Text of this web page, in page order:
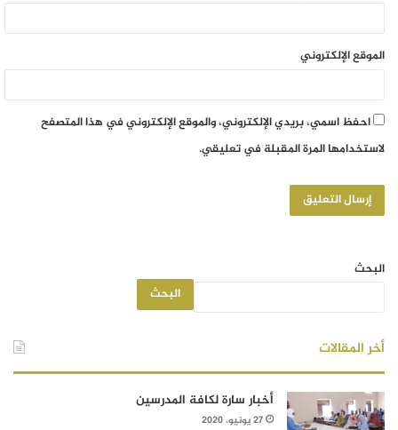
الموقع الإلكتروني
احفظ اسمي، بريدي الإلكتروني، والموقع الإلكتروني في هذا المتصفح
لاستخدامها المرة المقبلة في تعليقي.
البحث
البحث
أخر المقالات
أخبار سارة لكافة المدرسين
27 يونيو، 2020